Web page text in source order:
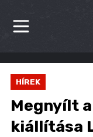
HÍREK
KRITIKÁK
BESZÁMOLÓK
HÍREK
Megnyílt
kiállítása